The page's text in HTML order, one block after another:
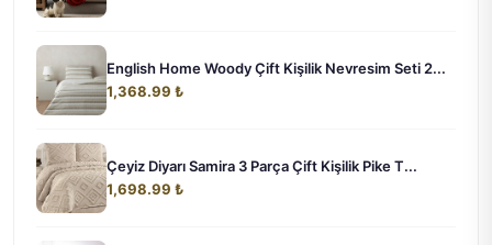
English Home Woody Çift Kişilik Nevresim Seti 2...
1,368.99 ₺
Çeyiz Diyarı Samira 3 Parça Çift Kişilik Pike T...
1,698.99 ₺